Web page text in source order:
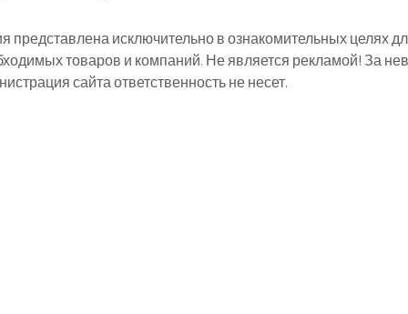
исключительно в ознакомительных целях
товаров и компаний. Не является рекламой! За
сайта ответственность не несет.